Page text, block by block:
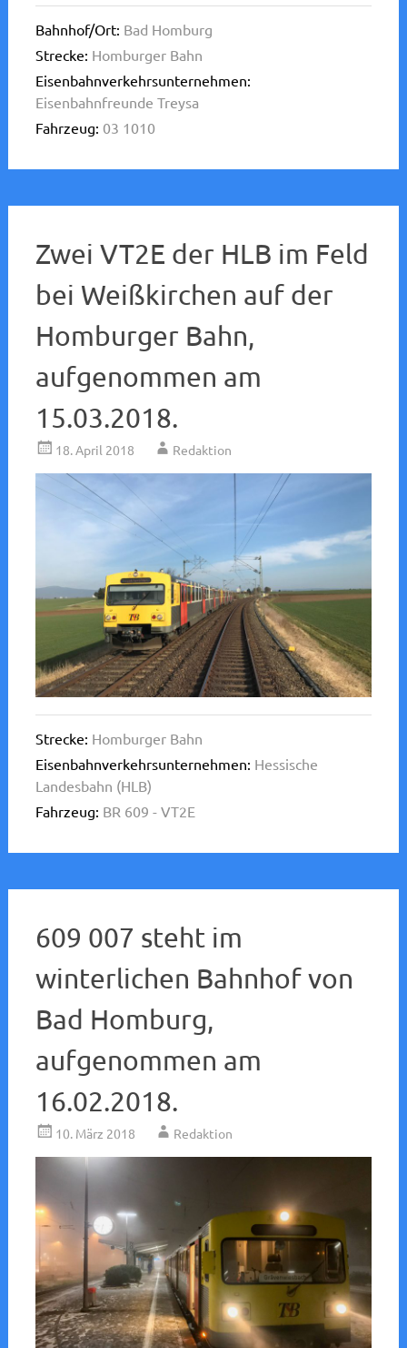
Bahnhof/Ort: Bad Homburg
Strecke: Homburger Bahn
Eisenbahnverkehrsunternehmen:
Eisenbahnfreunde Treysa
Fahrzeug: 03 1010
Zwei VT2E der HLB im Feld
bei Weißkirchen auf der
Homburger Bahn,
aufgenommen am
15.03.2018.
18. April 2018 Redaktion
Strecke: Homburger Bahn
Eisenbahnverkehrsunternehmen: Hessische
Landesbahn (HLB)
Fahrzeug: BR 609 - VT2E
609 007 steht im
winterlichen Bahnhof von
Bad Homburg,
aufgenommen am
16.02.2018.
10. März 2018 Redaktion